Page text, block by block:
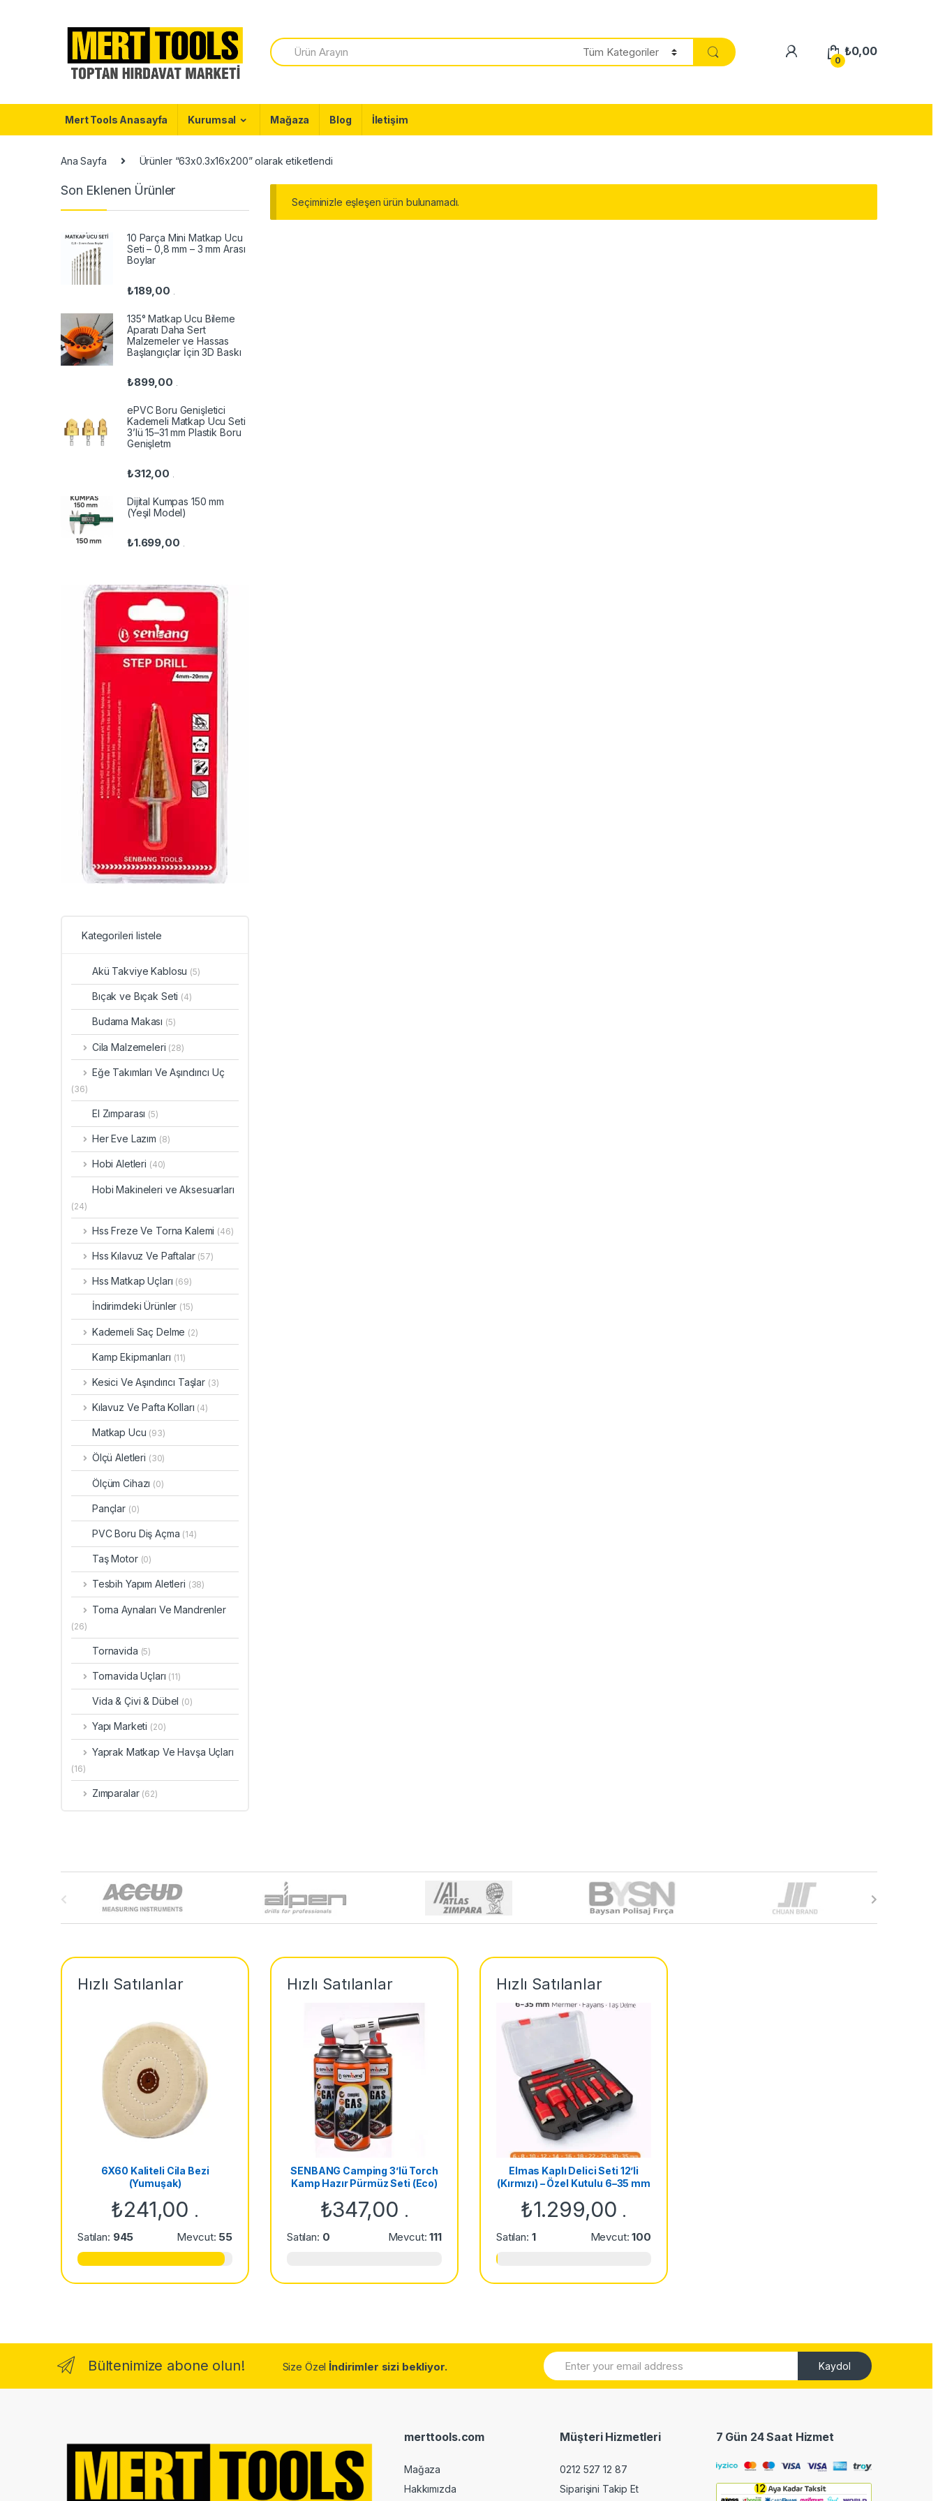
S
e
h
f
0
₺0,00
Mert Tools Anasayfa Kurumsal Mağaza Blog İletişim
Ana Sayfa Ürünler “63x0.3x16x200” olarak etiketlendi
Seçiminizle eşleşen ürün bulunamadı.
Son Eklenen Ürünler
10 Parça Mini Matkap Ucu
Seti – 0,8 mm – 3 mm Arası
Boylar
₺189,00
135° Matkap Ucu Bileme
Aparatı Daha Sert
Malzemeler ve Hassas
Başlangıçlar İçin 3D Baskı
₺899,00 .
ePVC Boru Genişletici
Kademeli Matkap Ucu Seti
3’lü 15–31 mm Plastik Boru
Genişletm
₺312,00 .
Dijital Kumpas 150 mm
(Yeşil Model)
₺1.699,00 .
Kategorileri listele
Akü Takviye Kablosu (5)
Bıçak ve Bıçak Seti (4)
Budama Makası (5)
Cila Malzemeleri (28)
Eğe Takımları Ve Aşındırıcı Uç
(36)
El Zımparası (5)
Her Eve Lazım (8)
Hobi Aletleri (40)
Hobi Makineleri ve Aksesuarları
(24)
Hss Freze Ve Torna Kalemi (46)
Hss Kılavuz Ve Paftalar (57)
Hss Matkap Uçları (69)
İndirimdeki Ürünler (15)
Kademeli Saç Delme (2)
Kamp Ekipmanları (11)
Kesici Ve Aşındırıcı Taşlar (3)
Kılavuz Ve Pafta Kolları (4)
Matkap Ucu (93)
Ölçü Aletleri (30)
Ölçüm Cihazı (0)
Pançlar (0)
PVC Boru Diş Açma (14)
Taş Motor (0)
Tesbih Yapım Aletleri (38)
Torna Aynaları Ve Mandrenler
(26)
Tornavida (5)
Tornavida Uçları (11)
Vida & Çivi & Dübel (0)
Yapı Marketi (20)
Yaprak Matkap Ve Havşa Uçları
(16)
Zımparalar (62)
Hızlı Satılanlar
6X60 Kaliteli Cila Bezi
(Yumuşak)
₺241,00 .
Satılan: 945 Mevcut: 55
Hızlı Satılanlar
SENBANG Camping 3’lü Torch
Kamp Hazır Pürmüz Seti (Eco)
₺347,00 .
Satılan: 0 Mevcut:111
Hızlı Satılanlar
Elmas Kaplı Delici Seti 12’li
(Kırmızı) – Özel Kutulu 6–35 mm
Delme Uçları
₺1.299,00 .
Satılan: 1 Mevcut:100
Bültenimize abone olun! Size Özel İndirimler sizi bekliyor. Kaydol
merttools.com
Mağaza
Hakkımızda
Müşteri Hizmetleri
0212 527 12 87
Siparişini Takip Et
7 Gün 24 Saat Hizmet